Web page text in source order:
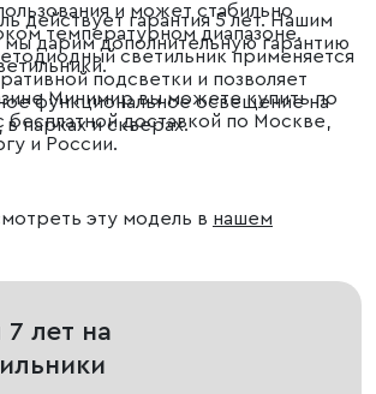
и может стабильно
температурном диапазоне.
светильник применяется
подсветки и позволяет
функциональное освещение на
в парках и скверах.
действует гарантия 5 лет. Нашим
мы дарим дополнительную гарантию
Минимир вы можете купить по
бесплатной доставкой по Москве,
и России.
эту модель в нашем
7 лет на